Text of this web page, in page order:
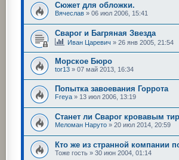
Сюжет для обложки.
Вячеслав » 06 июл 2006, 15:41
Сварог и Багряная Звезда
Иван Царевич » 26 янв 2005, 21:54
Морское Бюро
tor13 » 07 май 2013, 16:34
Попытка завоевания Горрота
Freya » 13 июл 2006, 13:19
Станет ли Сварог кровавым
Меломан Наруто » 20 июл 2014, 20:59
Кто же из странной компании
Тоже гость » 30 июн 2004, 01:14